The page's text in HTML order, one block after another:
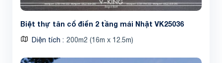
Biệt thự tân cổ điển 2 tầng mái Nhật VK25036
Diện tích 200m2 (16m x 12.5m)